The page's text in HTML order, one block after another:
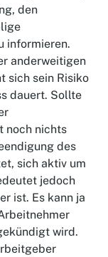
den
informieren.
anderweitigen
sich sein Risiko
dauert. Sollte
noch nichts
des
sich aktiv um
jedoch
ist. Es kann ja
wird.